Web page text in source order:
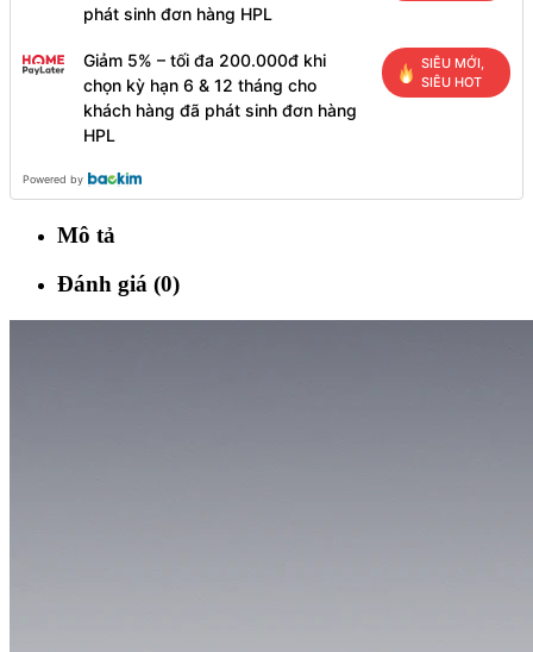
phát sinh đơn hàng HPL
Giảm 5% – tối đa 200.000đ khi
chọn kỳ hạn 6 & 12 tháng cho
khách hàng đã phát sinh đơn hàng
HPL
SIÊU MỚI,
SIÊU HOT
Powered by
Mô tả
Đánh giá (0)